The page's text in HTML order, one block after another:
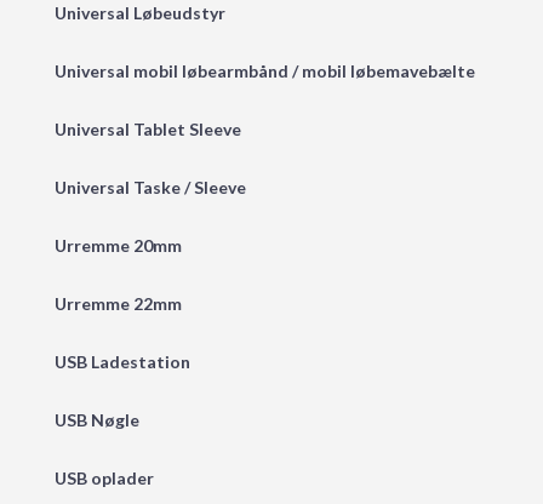
Universal Løbeudstyr
Universal mobil løbearmbånd / mobil løbemavebælte
Universal Tablet Sleeve
Universal Taske / Sleeve
Urremme 20mm
Urremme 22mm
USB Ladestation
USB Nøgle
USB oplader